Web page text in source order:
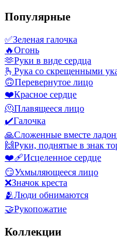
Популярные
✅Зеленая галочка
🔥Огонь
🫶Руки в виде сердца
🫰 Рука со скрещенными
🙃Перевернутое лицо
❤️Красное сердце
🫠Плавящееся лицо
✔️Галочка
🙏Сложенные вместе
🙌Руки, поднятые в знак
❤️‍🩹Исцеленное сердце
😏Ухмыляющееся лицо
❌Значок креста
🫂Люди обнимаются
🤝Рукопожатие
Коллекции